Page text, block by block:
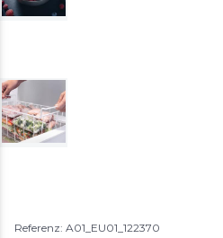
Referenz: A01_EU01_122370